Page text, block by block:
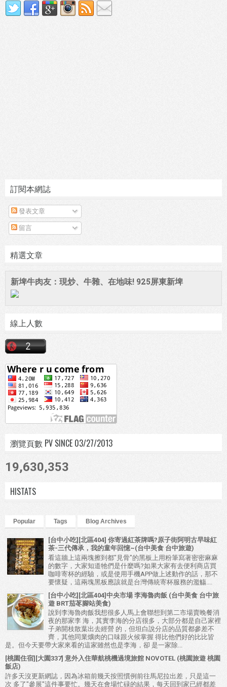
訂閱本網誌
發表文章
留言
精選文章
新埤牛肉友：現炒、牛雜、在地味! 925屏東新埤
線上人數
瀏覽頁數 PV SINCE 03/27/2013
19,630,353
HISTATS
Popular Tags Blog Archives
[台中小吃][北區404] 你寄過紅茶牌嗎?原子街阿明古早味紅
茶-三代傳承，我的童年回憶~(台中美食 台中旅遊)
看這牆上這兩塊擦到都"見骨"的黑板上用粉筆寫著密密麻麻
的數字，大家知道牠們是什麼嗎?如果大家有去便利商店買
咖啡寄杯的經驗，或是使用手機APP做上述動作的話，那不
要懷疑，這兩塊黑板應該就是台灣傳統寄杯服務的濫觴....
[台中小吃][北區404]中央市場 李海魯肉飯 (台中美食 台中旅
遊 BRT茄苳腳站美食)
說到李海魯肉飯我想很多人馬上會聯想到第二市場賣晚餐消
夜的那家李 海，其實李海的分店很多，大部分都是自己家裡
子弟開枝散葉出去經營 的，但坦白說分店的品質都參差不
齊，其他同業爌肉的口味跟火候掌握 得比他們好的比比皆
是。但今天要帶大家來看的這家雖然也是李海，卻 是一家除...
[桃園住宿][大園337] 意外入住華航桃機過境旅館 NOVOTEL (桃園旅遊 桃園
飯店)
許多天沒更新網誌，因為冰箱前幾天按照慣例前往馬尼拉出差，只是這一
次 多了"參展"這件事要忙。幾天在會場忙碌的結果，每天回到家已經都差